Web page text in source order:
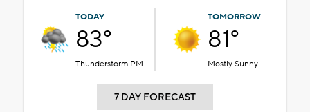
TODAY
83°
Thunderstorm PM
TOMORROW
81°
Mostly Sunny
7 DAY FORECAST